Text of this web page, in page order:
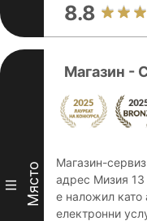
8.8
III Място
Магазин -
Магазин-
адрес Мизия
е наложил като
електронни